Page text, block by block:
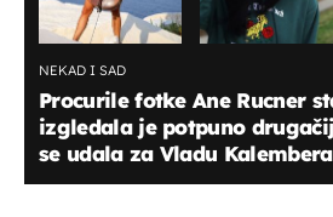
NEKAD I SAD
Procurile fotke Ane Rucner
izgledala je potpuno
se udala za Vladu